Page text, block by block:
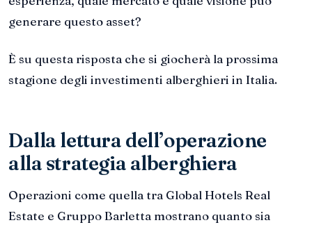
generare questo asset?
È su questa risposta che si giocherà la prossima
stagione degli investimenti alberghieri in Italia.
Dalla lettura dell’operazione
alla strategia alberghiera
Operazioni come quella tra Global Hotels Real
Estate e Gruppo Barletta mostrano quanto sia